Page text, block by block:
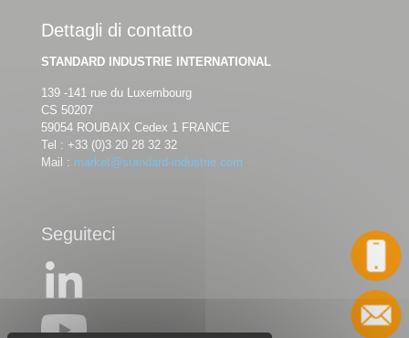
Dettagli di contatto
STANDARD INDUSTRIE INTERNATIONAL
139 -141 rue du Luxembourg
CS 50207
59054 ROUBAIX Cedex 1 FRANCE
Tel : +33 (0)3 20 28 32 32
Mail : market@standard-industrie.com
Seguiteci
Contatto